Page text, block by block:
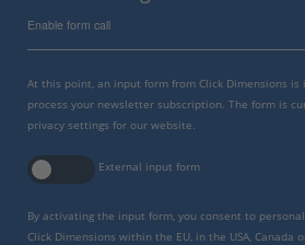
Enable form call
At this point, an input form from Click Dimensions
process your newsletter subscription. The form is
privacy settings for our website.
External input form
By activating the input form, you consent to
Click Dimensions within the EU, in the USA, Canada